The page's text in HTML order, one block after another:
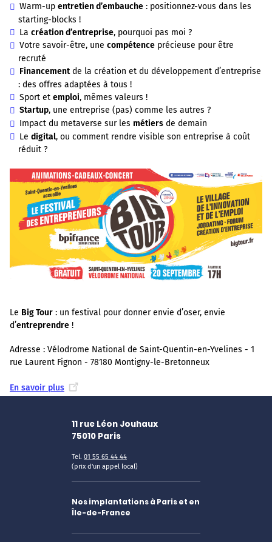
Warm-upentretien d’embauche : positionnez-vous dans les
starting-blocks !
Lacréation d’entreprise, pourquoi pas moi ?
Votre savoir-être, unecompétence précieuse pour être
recruté
Financementde la création et du développement d’entreprise
: des offres adaptées à tous !
Sport etemploi, mêmes valeurs !
Startup, une entreprise (pas) comme les autres ?
Impact du metaverse sur les métiers de demain
Ledigital, ou comment rendre visible son entreprise à coût
réduit ?
Le Big Tour : un festival pour donner envie d’oser, envie
d’entreprendre !
Adresse : Vélodrome National de Saint-Quentin-en-Yvelines - 1
rue Laurent Fignon - 78180 Montigny-le-Bretonneux
En savoir plus
11 rue Léon Jouhaux
75010 Paris
Tel. 01 55 65 44 44
(prix d'un appel local)
Nos implantations à Paris et en
Île-de-France